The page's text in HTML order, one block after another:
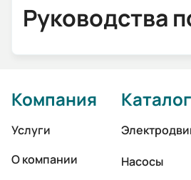
Руководства
Компания
Услуги
О компании
Насосы